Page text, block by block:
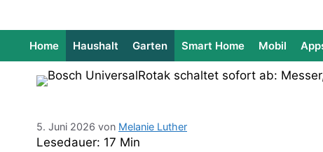
Home Haushalt Garten Smart Home Mobil
5. Juni 2026 von Melanie Luther
Lesedauer: 17 Min